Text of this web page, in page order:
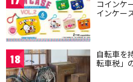
コインケ
インケー
18 自転車を
転車税」